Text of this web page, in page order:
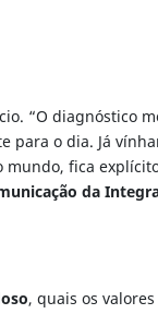
“O diagnóstico
para o dia. Já
fica
da
, quais os